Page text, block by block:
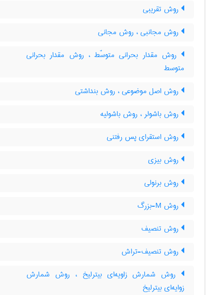
روش تقریبی
روش مجانبی ، روش مجانی
روش مقدار بحرانی متوسّط ، روش مقدار بحرانی
متوسط
روش اصل موضوعی ، روش بنداشتی
روش باشولر ، روش باشولیه
روش استقرای پس رفتنی
روش بیزی
روش برنولی
روش M-بزرگ
روش تنصیف
روش تنصیف-تراش
روش شمارش زاویه‌ای بیترلیخ ، روش شمارش
زوایه‌ای بیترلیخ